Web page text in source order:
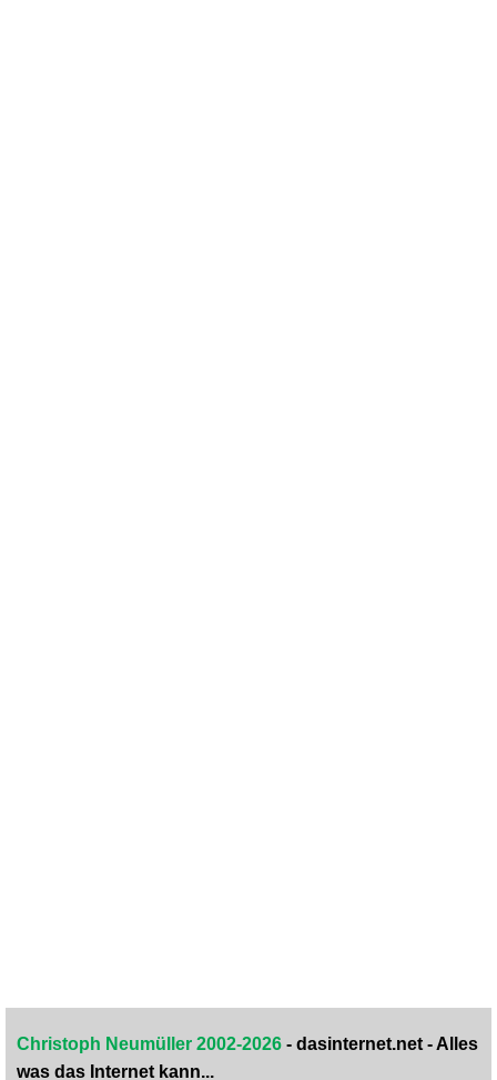
Christoph Neumüller 2002-2026 - dasinternet.net - Alles
was das Internet kann...